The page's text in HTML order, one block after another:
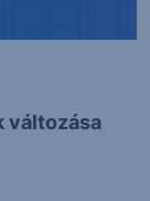
változása